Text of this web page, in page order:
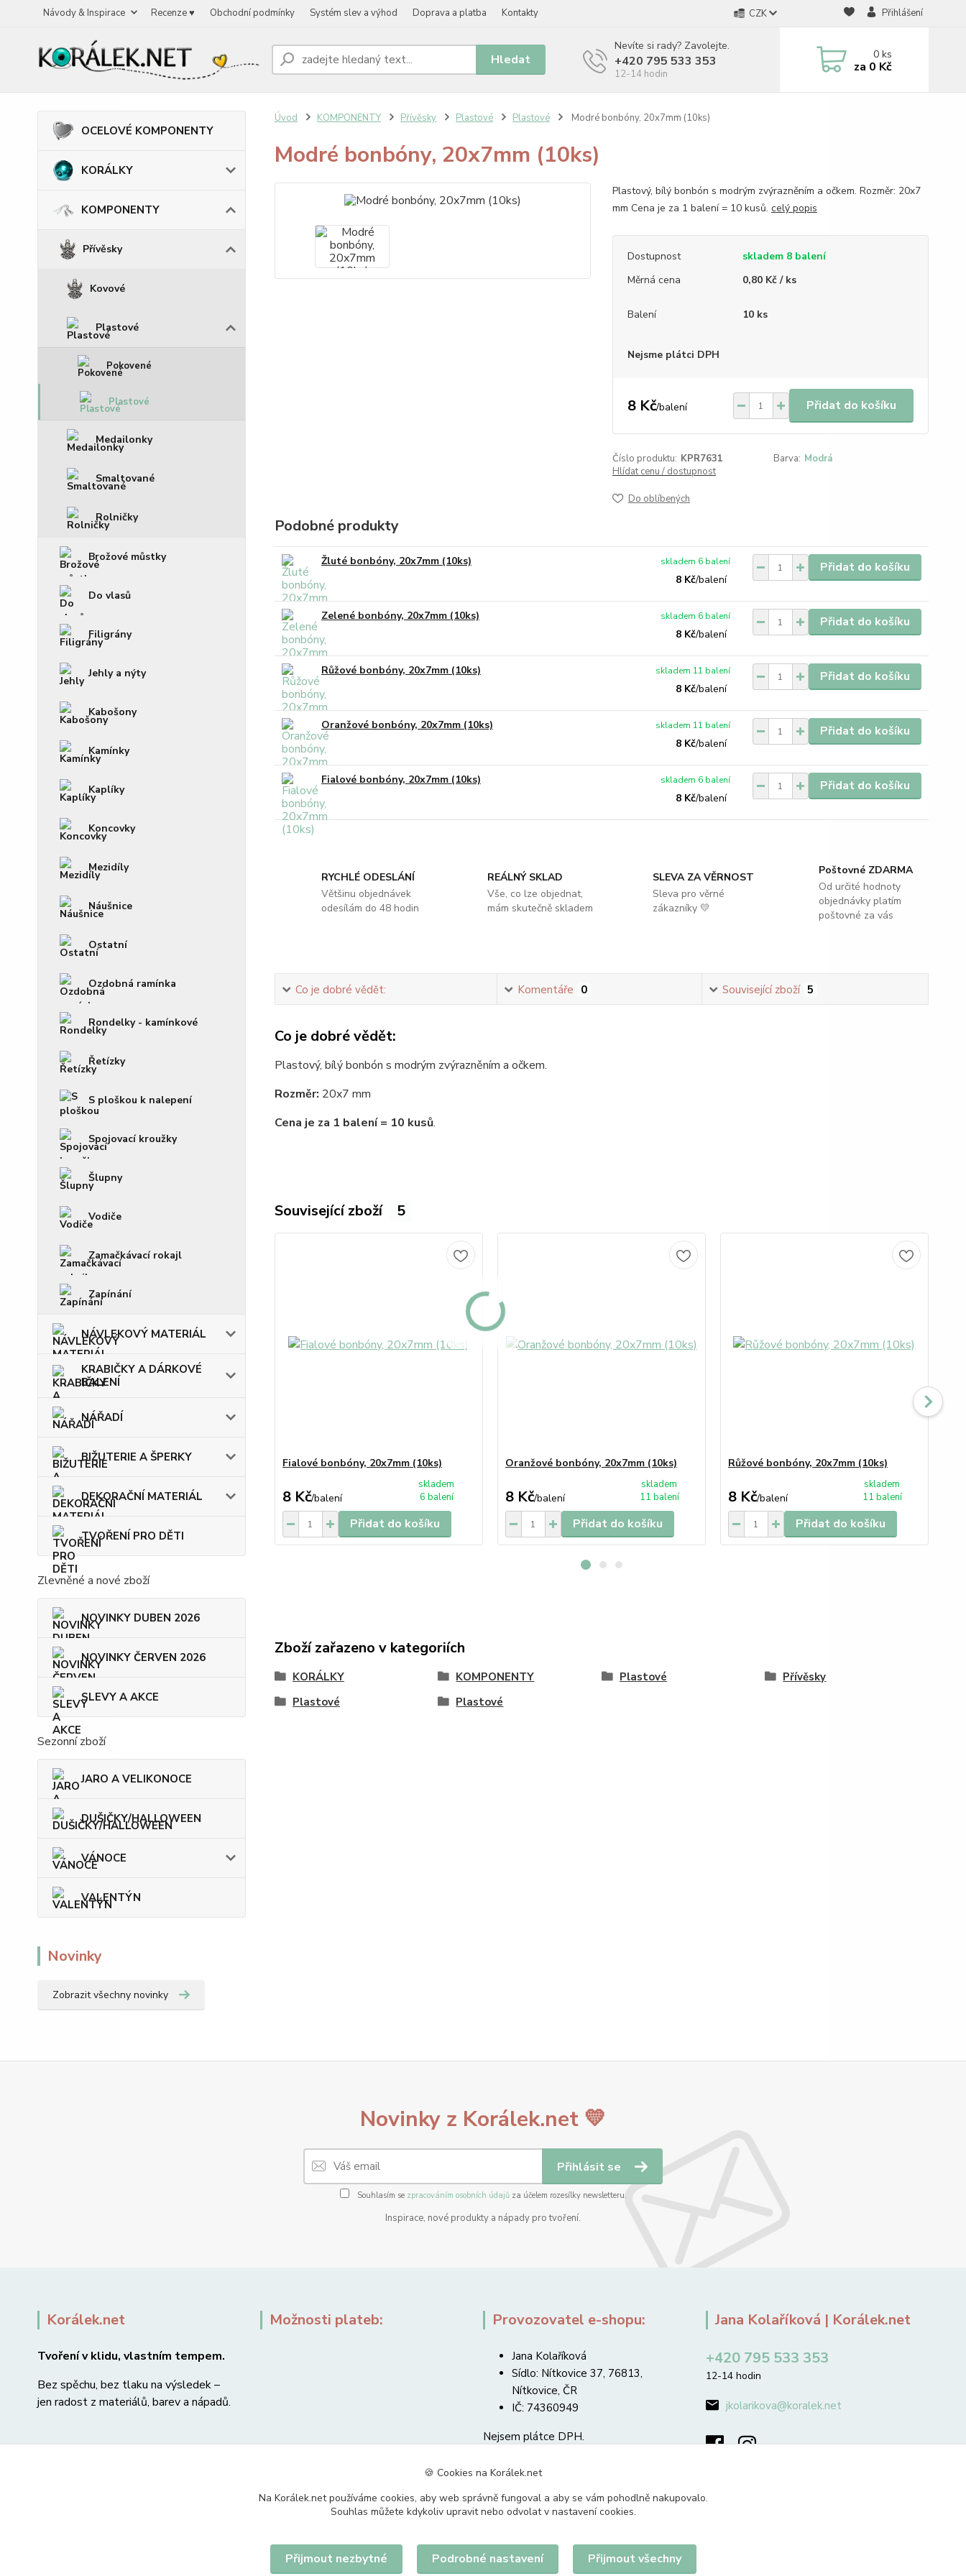
Návody & Inspirace Recenze ♥ Obchodní podmínky Systém slev a výhod Doprava a platba Kontakty CZK Přihlášení
Hledat
Nevíte si rady? Zavolejte.
+420 795 533 353
12-14 hodin
0ks
za 0 Kč
OCELOVÉ KOMPONENTY
KORÁLKY
KOMPONENTY
Přívěsky
Kovové
Plastové
Pokovené
Plastové
Medailonky
Smaltované
Rolničky
Brožové můstky
Do vlasů
Filigrány
Jehly a nýty
Kabošony
Kamínky
Kaplíky
Koncovky
Mezidíly
Náušnice
Ostatní
Ozdobná ramínka
Rondelky - kamínkové
Řetízky
S ploškou k nalepení
Spojovací kroužky
Šlupny
Vodiče
Zamačkávací rokajl
Zapínání
NÁVLEKOVÝ MATERIÁL
KRABIČKY A DÁRKOVÉ
BALENÍ
NÁŘADÍ
BIŽUTERIE A ŠPERKY
DEKORAČNÍ MATERIÁL
TVOŘENÍ PRO DĚTI
Zlevněné a nové zboží
NOVINKY DUBEN 2026
NOVINKY ČERVEN 2026
SLEVY A AKCE
Sezonní zboží
JARO A VELIKONOCE
DUŠIČKY/HALLOWEEN
VÁNOCE
VALENTÝN
Novinky
Zobrazit všechny novinky
Úvod KOMPONENTY Přívěsky Plastové Plastové Modré bonbóny, 20x7mm (10ks)
Modré bonbóny, 20x7mm (10ks)
Plastový, bílý bonbón s modrým zvýrazněním a očkem. Rozměr: 20x7
mm Cena je za 1 balení = 10 kusů. celý popis
Dostupnost
skladem 8 balení
Měrná cena
0,80 Kč / ks
Balení 10 ks
Nejsme plátci DPH
8 Kč/balení Přidat do košíku
Číslo produktu: KPR7631 Barva: Modrá
Hlídat cenu / dostupnost
Do oblíbených
Podobné produkty
Žluté bonbóny, 20x7mm (10ks)
8 Kč/balení
skladem 6 balení Přidat do košíku
Zelené bonbóny, 20x7mm (10ks)
8 Kč/balení
skladem 6 balení Přidat do košíku
Růžové bonbóny, 20x7mm (10ks)
8 Kč/balení
skladem 11 balení Přidat do košíku
Oranžové bonbóny, 20x7mm (10ks)
8 Kč/balení
skladem 11 balení Přidat do košíku
Fialové bonbóny, 20x7mm (10ks)
8 Kč/balení
skladem 6 balení Přidat do košíku
RYCHLÉ ODESLÁNÍ
Většinu objednávek
odesílám do 48 hodin
REÁLNÝ SKLAD
Vše, co lze objednat,
mám skutečně skladem
SLEVA ZA VĚRNOST
Sleva pro věrné
zákazníky 💛
Poštovné ZDARMA
Od určité hodnoty
objednávky platím
poštovné za vás
Co je dobré vědět: Komentáře 0 Související zboží 5
Co je dobré vědět:
Plastový, bílý bonbón s modrým zvýrazněním a očkem.
Rozměr: 20x7 mm
Cena je za 1 balení = 10 kusů.
Související zboží 5
Fialové bonbóny, 20x7mm (10ks)
8 Kč/balení
skladem
6 balení
Přidat do košíku
Oranžové bonbóny, 20x7mm (10ks)
8 Kč/balení
skladem
11 balení
Přidat do košíku
Růžové bonbóny, 20x7mm (10ks)
8 Kč/balení
skladem
11 balení
Přidat do košíku
Zboží zařazeno v kategoriích
KORÁLKY KOMPONENTY Plastové
Přívěsky
Plastové
Plastové
Novinky z Korálek.net 💛
Přihlásit se
Souhlasím se zpracováním osobních údajůza účelem rozesílky newsletteru.
Inspirace, nové produkty a nápady pro tvoření.
Korálek.net
Tvoření v klidu, vlastním tempem.
Bez spěchu, bez tlaku na výsledek –
jen radost z materiálů, barev a nápadů.
Možnosti plateb: Provozovatel e-shopu:
Jana Kolaříková
Sídlo: Nítkovice 37, 76813,
Nítkovice, ČR
IČ: 74360949
Nejsem plátce DPH.
Jana Kolaříková | Korálek.net
+420 795 533 353
12-14 hodin
jkolarikova@koralek.net
🍪 Cookies na Korálek.net
Na Korálek.net používáme cookies, aby web správně fungoval a aby se vám pohodlně nakupovalo.
Souhlas můžete kdykoliv upravit nebo odvolat v nastavení cookies.
Přijmout nezbytné Podrobné nastavení Přijmout všechny